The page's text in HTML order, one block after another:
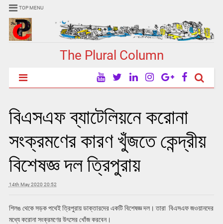
TOP MENU
The Plural Column
বিএসএফ ব্যাটেলিয়নে করোনা
সংক্রমণের কারণ খুঁজতে কেন্দ্রীয়
বিশেষজ্ঞ দল ত্রিপুরায়
14th May 2020 20:52
শিলঙ থেকে সড়ক পথেই ত্রিপুরায় ডাক্তারদের একটি বিশেষজ্ঞ দল। তারা বিএসএফ জওয়ানদের
মধ্যে করোনা সংক্রমণের উৎসের খোঁজ করবেন।